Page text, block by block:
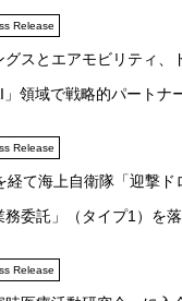
Release
スとエアモビリティ、
領域で戦略的パートナ
Release
経て海上自衛隊「迎撃ド
委託」（タイプ1）を
Release